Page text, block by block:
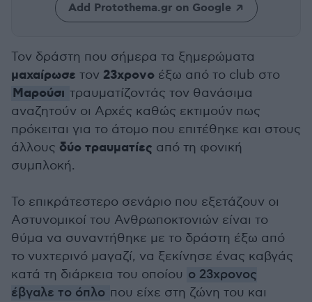
Add Protothema.gr on Google
Τον δράστη που σήμερα τα ξημερώματα
μαχαίρωσε τον 23χρονο έξω από το club στο
Μαρούσι τραυματίζοντάς τον θανάσιμα
αναζητούν οι Αρχές καθώς εκτιμούν πως
πρόκειται για το άτομο που επιτέθηκε και στους
άλλους δύο τραυματίες από τη φονική
συμπλοκή.
Το επικράτεστερο σενάριο που εξετάζουν οι
Αστυνομικοί του Ανθρωποκτονιών είναι το
θύμα να συναντήθηκε με το δράστη έξω από
το νυχτερινό μαγαζί, να ξεκίνησε ένας καβγάς
κατά τη διάρκεια του οποίου ο 23χρονος
έβγαλε το όπλο που είχε στη ζώνη του και